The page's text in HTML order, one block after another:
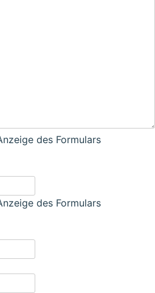
des Formulars
des Formulars